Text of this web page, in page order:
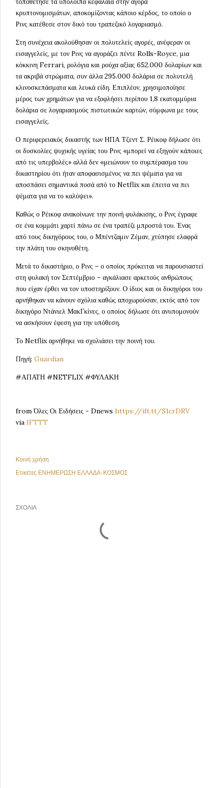
κρυπτονομισμάτων, αποκομίζοντας κάποιο κέρδος, το οποίο ο
Ρινς κατέθεσε στον δικό του τραπεζικό λογαριασμό.
Στη συνέχεια ακολούθησαν οι πολυτελείς αγορές, ανέφεραν οι
εισαγγελείς, με τον Ρινς να αγοράζει πέντε Rolls-Royce, μια
κόκκινη Ferrari, ρολόγια και ρούχα αξίας 652.000 δολαρίων και
τα ακριβά στρώματα, συν άλλα 295.000 δολάρια σε πολυτελή
κλινοσκεπάσματα και λευκά είδη. Επιπλέον, χρησιμοποίησε
μέρος των χρημάτων για να εξοφλήσει περίπου 1,8 εκατομμύρια
δολάρια σε λογαριασμούς πιστωτικών καρτών, σύμφωνα με τους
εισαγγελείς.
Ο περιφερειακός δικαστής των ΗΠΑ Τζεντ Σ. Ρέικοφ δήλωσε ότι
οι δυσκολίες ψυχικής υγείας του Ρινς «μπορεί να εξηγούν κάποιες
από τις υπερβολές» αλλά δεν «μειώνουν το συμπέρασμα του
δικαστηρίου ότι ήταν αποφασισμένος να πει ψέματα για να
αποσπάσει σημαντικά ποσά από το Netflix και έπειτα να πει
ψέματα για να το καλύψει».
Καθώς ο Ρέικοφ ανακοίνωνε την ποινή φυλάκισης, ο Ρινς έγραφε
σε ένα κομμάτι χαρτί πάνω σε ένα τραπέζι μπροστά του. Ένας
από τους δικηγόρους του, ο Μπέντζαμιν Ζέμαν, χτύπησε ελαφρά
την πλάτη του σκηνοθέτη.
Μετά το δικαστήριο, ο Ρινς – ο οποίος πρόκειται να παρουσιαστεί
στη φυλακή τον Σεπτέμβριο – αγκάλιασε αρκετούς ανθρώπους
που είχαν έρθει να τον υποστηρίξουν. Ο ίδιος και οι δικηγόροι του
αρνήθηκαν να κάνουν σχόλια καθώς αποχωρούσαν, εκτός από τον
δικηγόρο Ντάνιελ ΜακΓκίνες, ο οποίος δήλωσε ότι ανυπομονούν
να ασκήσουν έφεση για την υπόθεση.
Το Netflix αρνήθηκε να σχολιάσει την ποινή του.
Πηγή: Guardian
#ΑΠΑΤΗ #NETFLIX #ΦΥΛΑΚΗ
from Όλες Οι Ειδήσεις - Dnews https://ift.tt/S1crDRV
via IFTTT
Κοινή χρήση
Ετικέτες ΕΝΗΜΕΡΩΣΗ ΕΛΛΑΔΑ-ΚΟΣΜΟΣ
ΣΧΌΛΙΑ